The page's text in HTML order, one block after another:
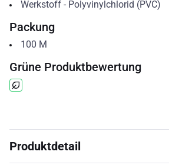
Werkstoff- Polyvinylchlorid (PVC)
Packung
100 M
Grüne Produktbewertung
Produktdetail